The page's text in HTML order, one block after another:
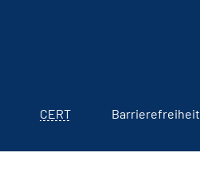
CERT Barrierefreiheit